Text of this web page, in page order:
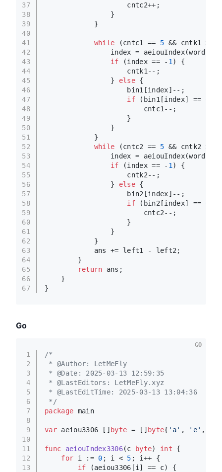
37
38
39
40
41
42
43
44
45
46
47
48
49
50
51
52
53
54
55
56
57
58
59
60
61
62
63
64
65
66
67
                    cntc2++;
                }
            }
while (cntc1 == 5 && cntk1 >=
index =
if (index == - 1 ) {
                    cntk1--;
                }
else {
                    bin1[index]--;
if (bin1[index] ==
                        cntc1--;
                    }
                }
            }
while (cntc2 == 5 && cntk2 >
index =
if (index == - 1 ) {
                    cntk2--;
                }
else {
                    bin2[index]--;
if (bin2[index] ==
                        cntc2--;
                    }
                }
            }
            ans += left1 - left2;
        }
return ans;
    }
}
Go
1
2
3
4
5
6
7
8
9
10
11
12
13
/*
* @Author: LetMeFly
* @Date: 2025-03-13 12:59:35
* @LastEditors: LetMeFly.xyz
* @LastEditTime: 2025-03-13 13:04:36
*/
package main
var aeiou3306 [] byte = [] byte{ 'a' , 'e' ,
func aeiouIndex3306(c byte) int {
for i := 0 ; i < 5 ; i++ {
if (aeiou3306[i] == c) {
GO